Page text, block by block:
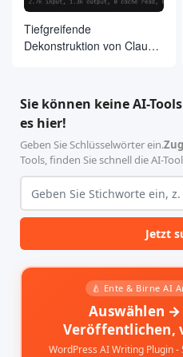
Tiefgreifende
Dekonstruktion von Claude
Agentenarchitektur hinter
510.000 Zeilen Code
Sie können keine AI-
es hier!
Geben Sie Schlüsselwörter ein.
Tools, finden Sie schnell die AI-
Jetzt
🍐 Ente & Birne AI
Auswählen
Veröffentlichen,
WordPress AI Writing Plugin